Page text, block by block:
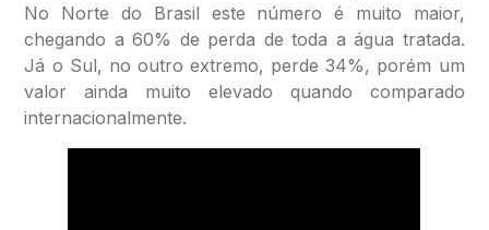
No Norte do Brasil este número é muito maior,
chegando a 60% de perda de toda a água tratada.
Já o Sul, no outro extremo, perde 34%, porém um
valor ainda muito elevado quando comparado
internacionalmente.